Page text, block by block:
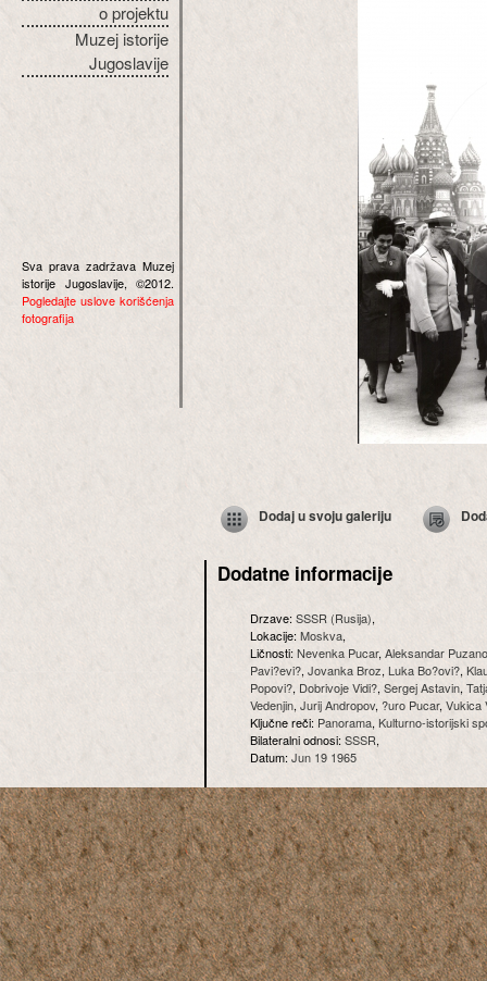
o projektu
Muzej istorije
Jugoslavije
Sva prava zadržava Muzej
istorije Jugoslavije, ©2012.
Pogledajte uslove korišćenja
fotografija
Dodaj u svoju galeriju
Dodatne informacije
Drzave:SSSR (Rusija),
Lokacije:Moskva,
Ličnosti:Nevenka Pucar, Aleksandar
Pavi?evi?, Jovanka Broz, Luka Bo?ovi?,
Popovi?, Dobrivoje Vidi?, Sergej Astavin,
Vedenjin, Jurij Andropov, ?uro Pucar, Vukica
Ključne reči: Panorama, Kulturno-istorijski
Bilateralni odnosi:SSSR,
Datum:Jun 19 1965